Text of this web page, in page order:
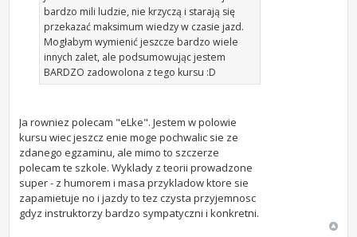
bardzo mili ludzie, nie krzyczą i starają się
przekazać maksimum wiedzy w czasie jazd.
Mogłabym wymienić jeszcze bardzo wiele
innych zalet, ale podsumowując jestem
BARDZO zadowolona z tego kursu :D
Ja rowniez polecam "eLke". Jestem w polowie
kursu wiec jeszcz enie moge pochwalic sie ze
zdanego egzaminu, ale mimo to szczerze
polecam te szkole. Wyklady z teorii prowadzone
super - z humorem i masa przykladow ktore sie
zapamietuje no i jazdy to tez czysta przyjemnosc
gdyz instruktorzy bardzo sympatyczni i konkretni.